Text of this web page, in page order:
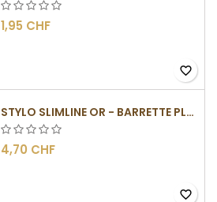
1,95 CHF
favorite_border
STYLO SLIMLINE OR - BARRETTE PLATE
4,70 CHF
favorite_border